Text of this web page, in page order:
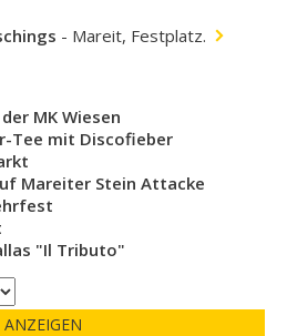
- Mareit, Festplatz.
MK Wiesen
Tee mit Discofieber
Mareiter Stein Attacke
"Il Tributo"
ANZEIGEN